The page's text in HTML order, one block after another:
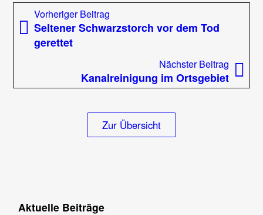
Beitragsnavigation
Vorheriger Beitrag
Beitrag:
Seltener Schwarzstorch vor dem Tod
gerettet
Nächster Beitrag
Kanalreinigung im Ortsgebiet
Zur Übersicht
Aktuelle Beiträge